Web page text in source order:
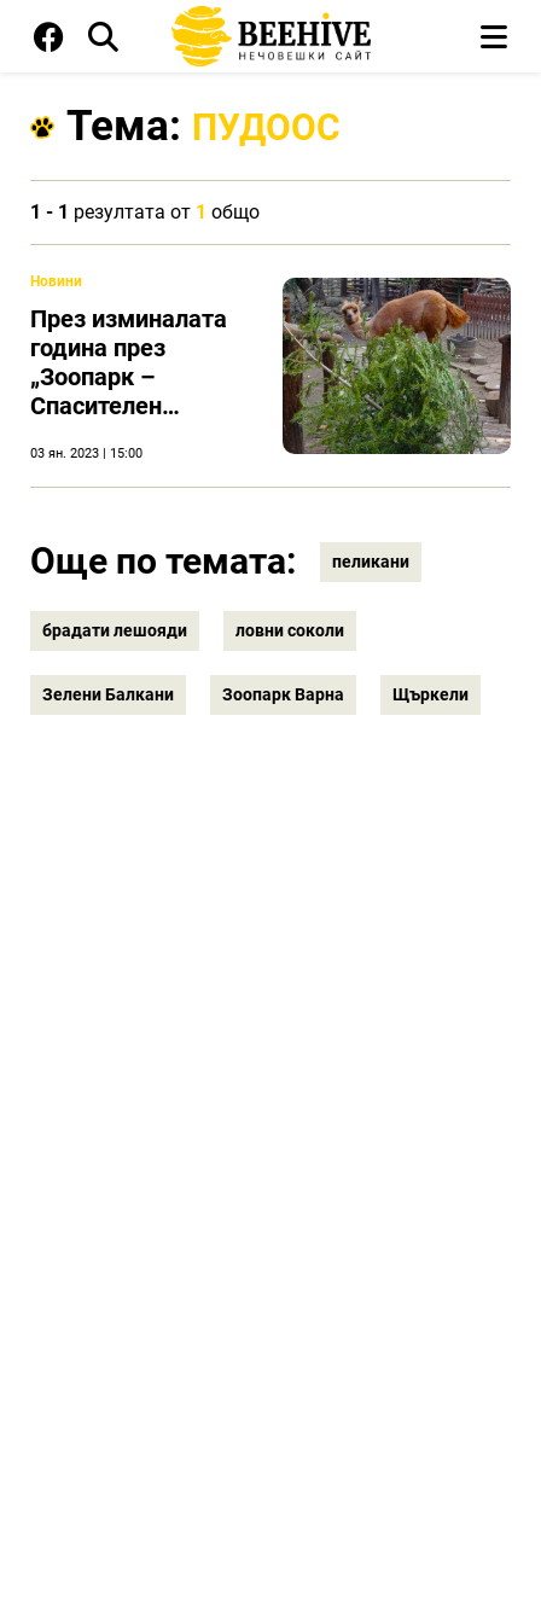
Тема: ПУДООС
1 - 1 резултата от 1 общо
Новини
През изминалата
година през
„Зоопарк –
Спасителен
преминали 60
животни
03 ян. 2023 | 15:00
Още по темата: пеликани
брадати лешояди ловни соколи
Зелени Балкани Зоопарк Варна Щъркели